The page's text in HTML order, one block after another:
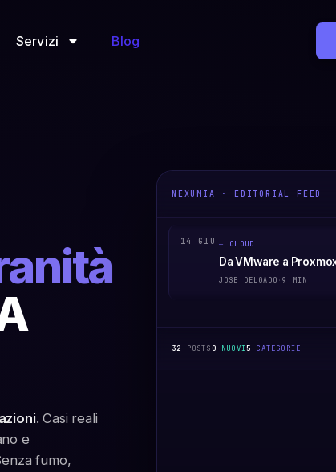
Servizi Blog
. Casi reali
e
fumo,
NEXUMIA · EDITORIAL FEED
14 GIU CLOUD
Da VMware a
JOSE DELGADO ·9 MIN
32 POSTS0 NUOVI5 CATEGORIE